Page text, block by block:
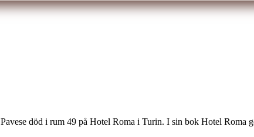
död i rum 49 på Hotel Roma i Turin. I sin bok Hotel Roma